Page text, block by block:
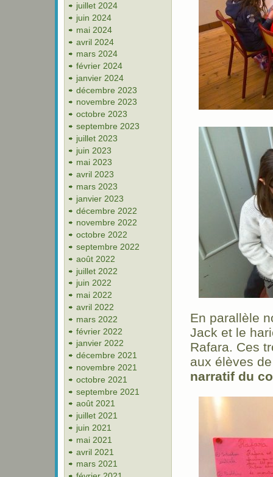
juillet 2024
juin 2024
mai 2024
avril 2024
mars 2024
février 2024
janvier 2024
décembre 2023
novembre 2023
octobre 2023
septembre 2023
juillet 2023
juin 2023
mai 2023
avril 2023
mars 2023
janvier 2023
décembre 2022
novembre 2022
octobre 2022
septembre 2022
août 2022
juillet 2022
juin 2022
mai 2022
avril 2022
mars 2022
février 2022
janvier 2022
décembre 2021
novembre 2021
octobre 2021
septembre 2021
août 2021
juillet 2021
juin 2021
mai 2021
avril 2021
mars 2021
En parallèle
Jack et le
Rafara. Ces
aux élèves
narratif du